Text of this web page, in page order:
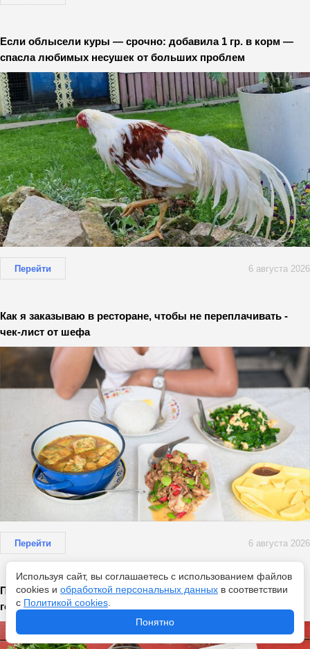
Если облысели куры — срочно: добавила 1 гр. в корм —
спасла любимых несушек от больших проблем
Перейти 6 августа 2026
Как я заказываю в ресторане, чтобы не переплачивать -
чек-лист от шефа
Перейти 6 августа 2026
Пирог-вкуснятина: ужин за 30 минут на сковороде —
готовлю без мороки
Используя сайт, вы соглашаетесь с использованием файлов
cookies и обработкой персональных данных в соответствии
с Политикой cookies
Понятно